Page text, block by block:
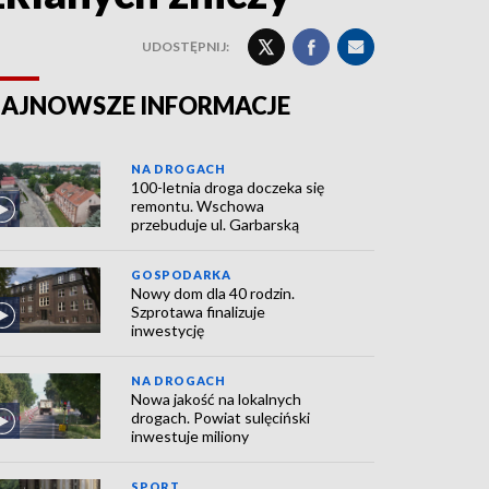
UDOSTĘPNIJ:
INFORMACJE
NA DROGACH
100-letnia droga doczeka się
remontu. Wschowa
przebuduje ul. Garbarską
GOSPODARKA
Nowy dom dla 40 rodzin.
Szprotawa finalizuje
inwestycję
NA DROGACH
Nowa jakość na lokalnych
drogach. Powiat sulęciński
inwestuje miliony